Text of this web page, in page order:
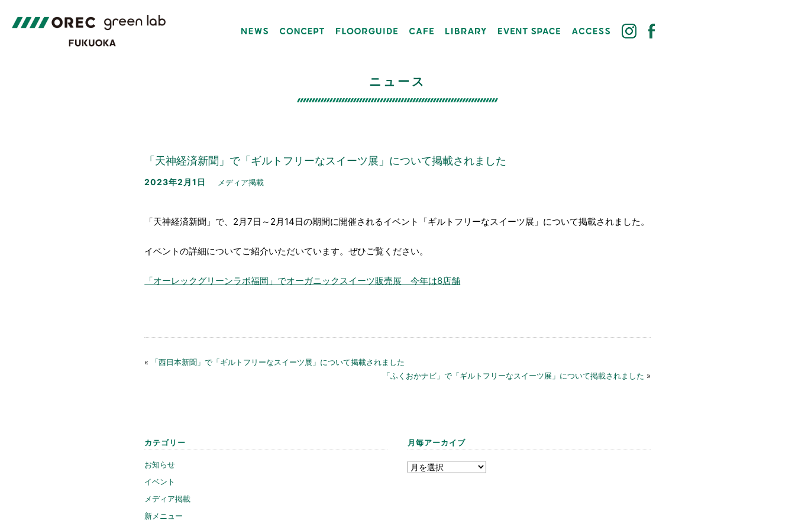
ニュース
「天神経済新聞」で「ギルトフリーなスイーツ展」について掲載されました
2023年2月1日 メディア掲載
「天神経済新聞」で、2月7日～2月14日の期間に開催されるイベント「ギルトフリーなスイーツ展」について掲載されました。
イベントの詳細についてご紹介いただいています。ぜひご覧ください。
「オーレックグリーンラボ福岡」でオーガニックスイーツ販売展 今年は8店舗
«
「西日本新聞」で「ギルトフリーなスイーツ展」について掲載されました
「ふくおかナビ」で「ギルトフリーなスイーツ展」について掲載されました »
カテゴリー
お知らせ
イベント
メディア掲載
新メニュー
月毎アーカイブ